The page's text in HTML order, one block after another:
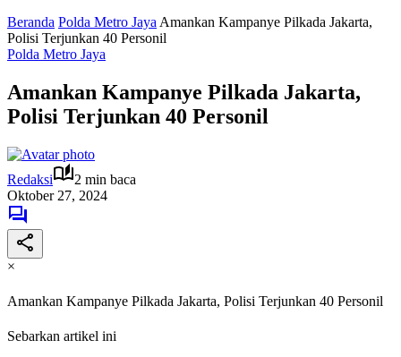
Beranda Polda Metro Jaya Amankan Kampanye Pilkada Jakarta,
Polisi Terjunkan 40 Personil
Polda Metro Jaya
Amankan Kampanye Pilkada Jakarta,
Polisi Terjunkan 40 Personil
Redaksi
2 min baca
Oktober 27, 2024
×
Amankan Kampanye Pilkada Jakarta, Polisi Terjunkan 40 Personil
Sebarkan artikel ini